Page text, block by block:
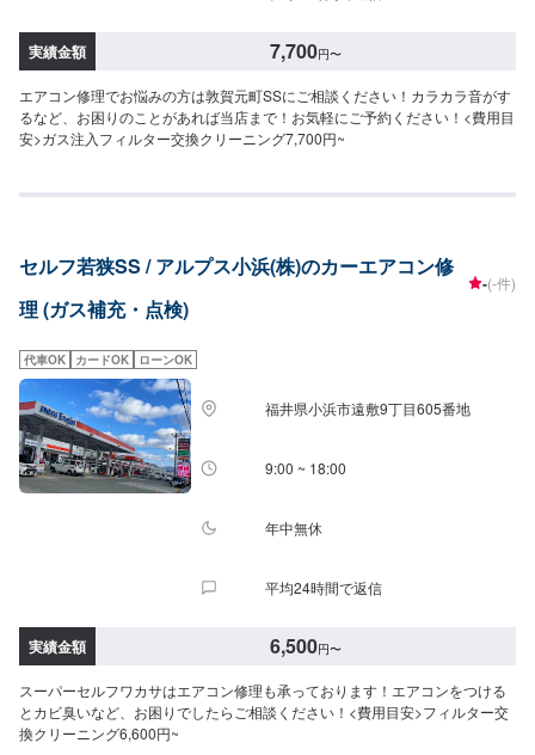
実績金額 7,700円〜
エアコン修理でお悩みの方は敦賀元町SSにご相談ください！カラカラ音がす
るなど、お困りのことがあれば当店まで！お気軽にご予約ください！<費用目
安>ガス注入フィルター交換クリーニング7,700円~
セルフ若狭SS / アルプス小浜(株)のカーエアコン修
理 (ガス補充・点検)
-(-件)
代車OK カードOK ローンOK
福井県小浜市遠敷9丁目605番地
9:00 ~ 18:00
年中無休
平均24時間で返信
実績金額 6,500円〜
スーパーセルフワカサはエアコン修理も承っております！エアコンをつける
とカビ臭いなど、お困りでしたらご相談ください！<費用目安>フィルター交
換クリーニング6,600円~